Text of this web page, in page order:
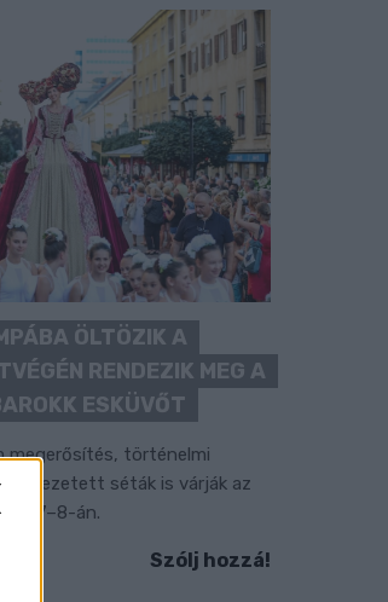
ÖLTÖZIK A
RENDEZIK MEG A
ESKÜVŐT
megerősítés, történelmi
és vezetett séták is várják az
7–8-án.
Szólj hozzá!